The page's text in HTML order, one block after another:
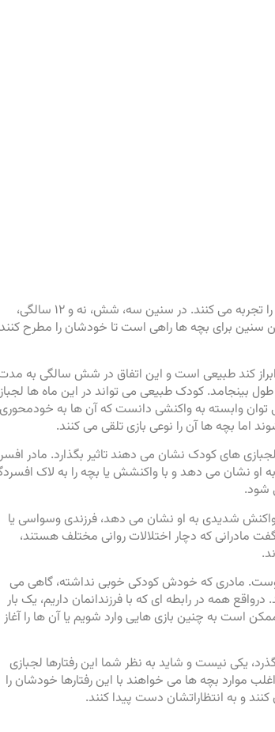
همه بچه ها در سنین مختلف، دوره هایی از خودمحوری، ناسازگاری و نافرمانی را تجربه می کنند. در سنین سه، شش، نه و ۱۲ سالگی،
سنین برای بچه ها راهی است تا خودشان را مطرح
ابراز کند طبیعی است و این اتفاق در شش سالگی به
پنج یا شش ماه به طول بینجامد. کودک طبیعی می تواند در این ماه ها
توان وابسته به واکنشی دانست که آن ها به خودمحوری
اما بچه ها آن را نوعی بازی تلقی می کنند.
های کودک نشان می دهند تاثیر بگذارد. مادر
او نشان می دهد و با واکنشش یا بچه را به لاک
شود.
شدیدی به او نشان می دهد، فرزندی وسواسی یا
مادرانی که دچار اختلالات روانی مختلف هستند،
مادری که خودش کودکی خوبی نداشته، گاهی می
همه در رابطه ای که با فرزندانمان داریم، یک بار
است به چنین بازی هایی وارد شویم یا آن ها را آغاز
یکی نیست و شاید به نظر شما این رفتارها لجبازی
موارد بچه ها می خواهند با این رفتارها خودشان را
و به انتظاراتشان دست پیدا کنند.